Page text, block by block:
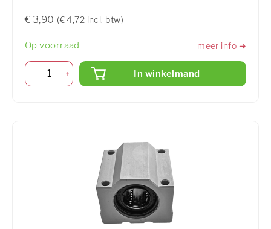
€ 3,90 (€ 4,72 incl. btw)
Op voorraad meer info ➜
In winkelmand